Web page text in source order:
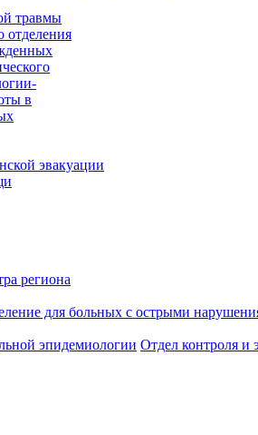
травмы
отделения
в
эвакуации
региона
для больных с острыми
эпидемиологии Отдел контроля и